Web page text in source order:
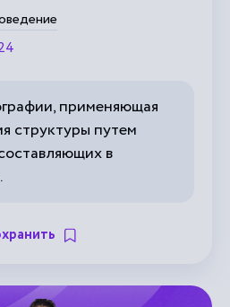
применяющая
структуры путем
в